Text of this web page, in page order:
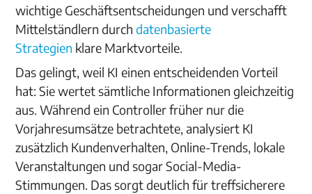
wichtige Geschäftsentscheidungen und verschafft
Mittelständlern durchdatenbasierte
Strategien klare Marktvorteile.
Das gelingt, weil KI einen entscheidenden Vorteil
hat: Sie wertet sämtliche Informationen gleichzeitig
aus. Während ein Controller früher nur die
Vorjahresumsätze betrachtete, analysiert KI
zusätzlich Kundenverhalten, Online-Trends, lokale
Veranstaltungen und sogar Social-Media-
Stimmungen. Das sorgt deutlich für treffsicherere